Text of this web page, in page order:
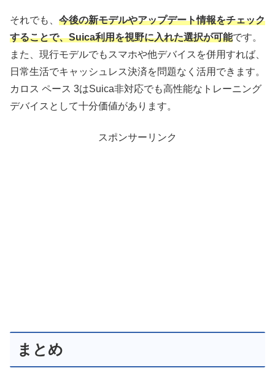
それでも、 今後の新モデルやアップデート情報をチェック
することで、Suica利用を視野に入れた選択が可能です。
また、現行モデルでもスマホや他デバイスを併用すれば、
日常生活でキャッシュレス決済を問題なく活用できます。
カロス ペース 3はSuica非対応でも高性能なトレーニング
デバイスとして十分価値があります。
スポンサーリンク
まとめ